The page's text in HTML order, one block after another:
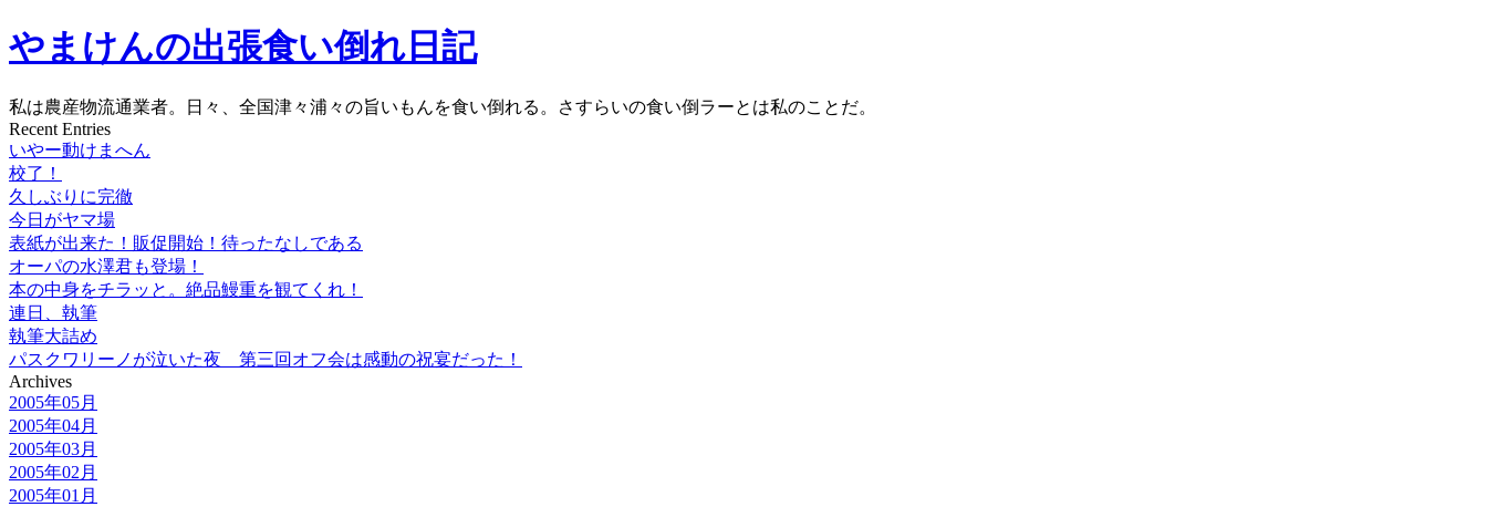
やまけんの出張食い倒れ日記
私は農産物流通業者。日々、全国津々浦々の旨いもんを食い倒れる。さすらいの食い倒ラーとは私のことだ。
Recent Entries
いやー動けまへん
校了！
久しぶりに完徹
今日がヤマ場
表紙が出来た！販促開始！待ったなしである
オーパの水澤君も登場！
本の中身をチラッと。絶品鰻重を観てくれ！
連日、執筆
執筆大詰め
パスクワリーノが泣いた夜 第三回オフ会は感動の祝宴だった！
Archives
2005年05月
2005年04月
2005年03月
2005年02月
2005年01月